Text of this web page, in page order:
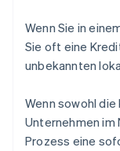
Wenn Sie in
Sie oft eine
unbekannten
Wenn sowohl die
Unternehmen
Prozess eine